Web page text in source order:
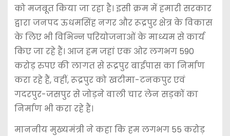
को मजबूत किया जा रहा है। इसी क्रम में हमारी सरकार
द्वारा जनपद ऊधमसिंह नगर और रूद्रपुर क्षेत्र के विकास
के लिए भी विभिन्न परियोजनाओं के माध्यम से कार्य
किए जा रहे हैं। आज हम जहां एक ओर लगभग 590
करोड़ रुपए की लागत से रूद्रपुर बाईपास का निर्माण
करा रहे हैं, वहीं, रूद्रपुर को खटीमा-टनकपुर एवं
गदरपुर-जसपुर से जोड़ने वाली चार लेन सड़कों का
निर्माण भी करा रहे हैं।
माननीय मुख्यमंत्री ने कहा कि हम लगभग 55 करोड़